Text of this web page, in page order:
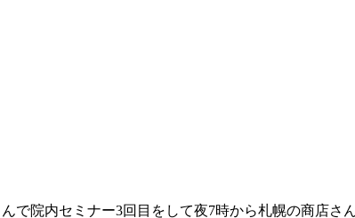
で院内セミナー3回目をして夜7時から札幌の商店さ